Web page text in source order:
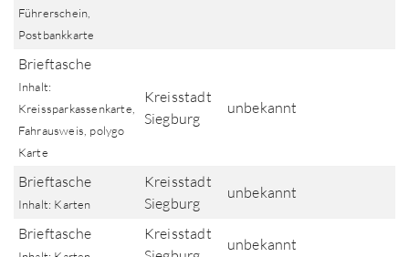
Führerschein,
Postbankkarte
Brieftasche
Inhalt:
Kreissparkassenkarte,
Fahrausweis, polygo
Karte
Kreisstadt
Siegburg
unbekannt
Brieftasche
Inhalt: Karten
Kreisstadt
Siegburg
unbekannt
Brieftasche
Kreisstadt
unbekannt